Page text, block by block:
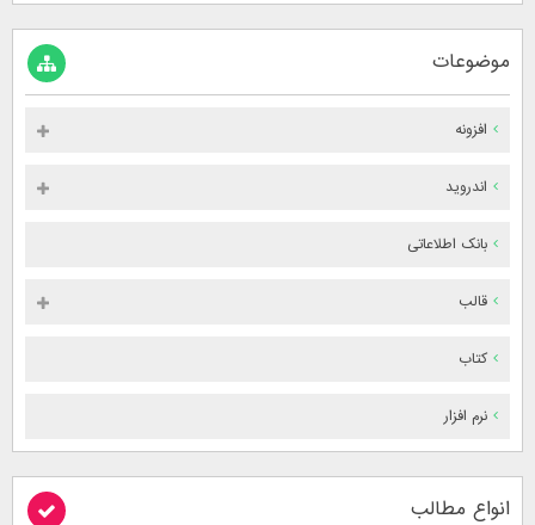
موضوعات
افزونه
اندروید
بانک اطلاعاتی
قالب
کتاب
نرم افزار
انواع مطالب